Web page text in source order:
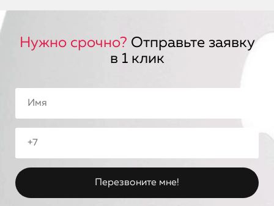
Нужно срочно? Отправьте заявку
в 1 клик